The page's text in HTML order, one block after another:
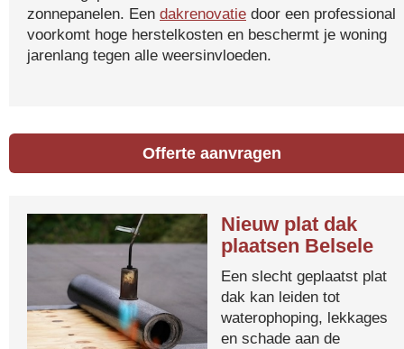
zonnepanelen. Een dakrenovatie door een professional
voorkomt hoge herstelkosten en beschermt je woning
jarenlang tegen alle weersinvloeden.
Offerte aanvragen
Nieuw plat dak
plaatsen Belsele
Een slecht geplaatst plat
dak kan leiden tot
waterophoping, lekkages
en schade aan de